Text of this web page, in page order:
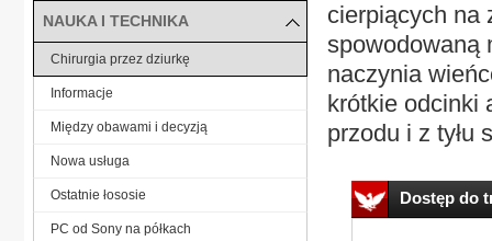
cierpiących na
spowodowaną
naczynia
krótkie odcinki
przodu i z tyłu
Dostęp do
NAUKA I TECHNIKA
Chirurgia przez dziurkę
Informacje
Między obawami i decyzją
Nowa usługa
Ostatnie łososie
PC od Sony na półkach